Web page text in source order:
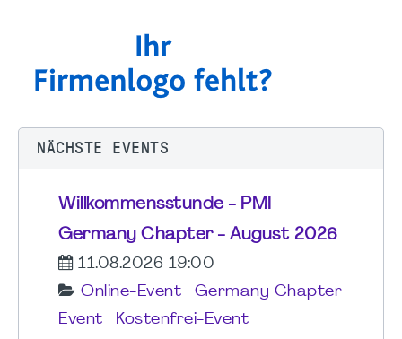
NÄCHSTE EVENTS
Willkommensstunde - PMI
Germany Chapter - August 2026
11.08.2026 19:00
Online-Event
Germany Chapter
Event
Kostenfrei-Event